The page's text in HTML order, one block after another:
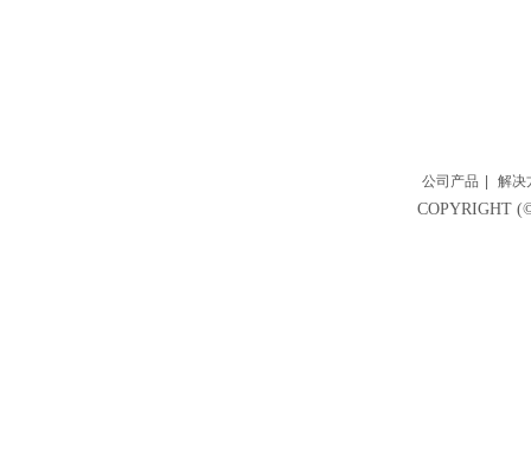
公司产品 解决
COPYRIGHT